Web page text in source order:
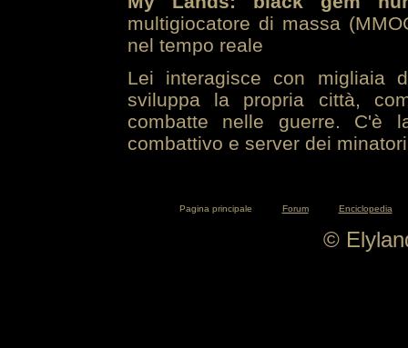
multigiocatore di massa
nel tempo reale
Lei interagisce con migliaia
sviluppa la propria città,
combatte nelle guerre. C'è
combattivo e server dei
Pagina principale Forum Enciclopedia
©